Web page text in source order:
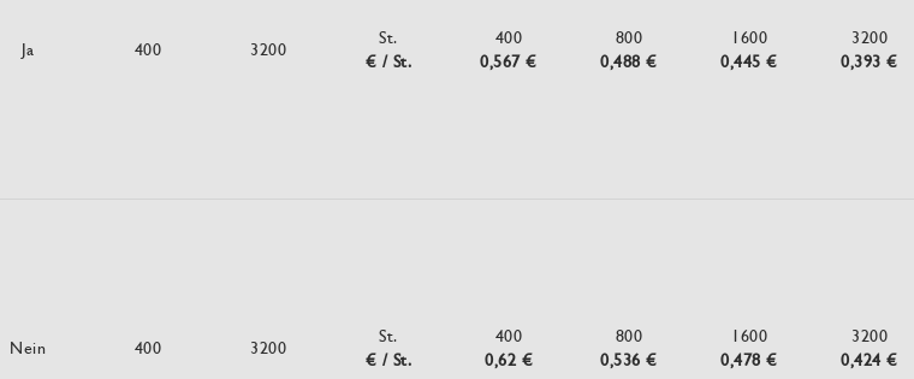
Ja 400 3200
St.
€ / St.
400
0,567 €
800
0,488 €
1600
0,445 €
3200
0,393 €
Nein 400 3200
St.
€ / St.
400
0,62 €
800
0,536 €
1600
0,478 €
3200
0,424 €